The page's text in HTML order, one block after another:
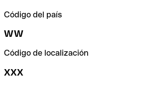
Código del país
WW
Código de localización
XXX